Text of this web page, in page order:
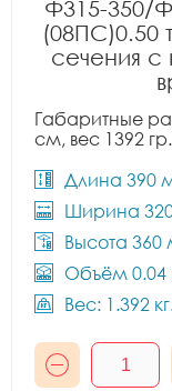
Ф315-350/
(08ПС)0.50
сечения с
Габаритные
см, вес 1392 гр.
Длина 390
Ширина
Высота
Объём 0.04
Вес: 1.392